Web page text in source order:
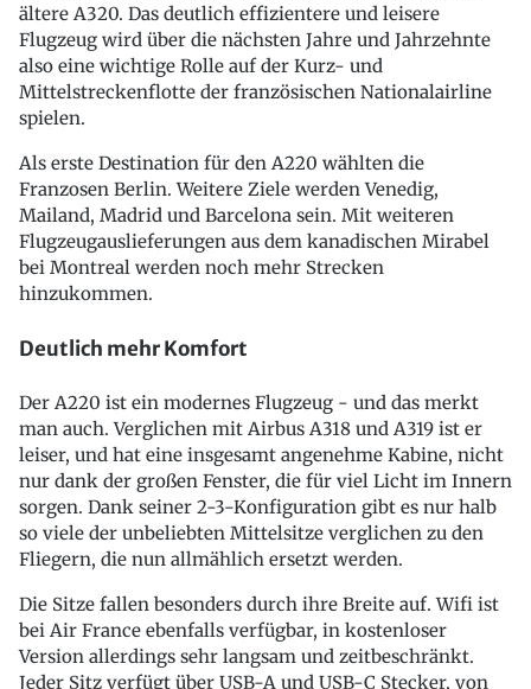
ältere A320. Das deutlich effizientere und leisere
Flugzeug wird über die nächsten Jahre und Jahrzehnte
also eine wichtige Rolle auf der Kurz- und
Mittelstreckenflotte der französischen Nationalairline
spielen.
Als erste Destination für den A220 wählten die
Franzosen Berlin. Weitere Ziele werden Venedig,
Mailand, Madrid und Barcelona sein. Mit weiteren
Flugzeugauslieferungen aus dem kanadischen Mirabel
bei Montreal werden noch mehr Strecken
hinzukommen.
Deutlich mehr Komfort
Der A220 ist ein modernes Flugzeug - und das merkt
man auch. Verglichen mit Airbus A318 und A319 ist er
leiser, und hat eine insgesamt angenehme Kabine, nicht
nur dank der großen Fenster, die für viel Licht im Innern
sorgen. Dank seiner 2-3-Konfiguration gibt es nur halb
so viele der unbeliebten Mittelsitze verglichen zu den
Fliegern, die nun allmählich ersetzt werden.
Die Sitze fallen besonders durch ihre Breite auf. Wifi ist
bei Air France ebenfalls verfügbar, in kostenloser
Version allerdings sehr langsam und zeitbeschränkt.
Jeder Sitz verfügt über USB-A und USB-C Stecker, von